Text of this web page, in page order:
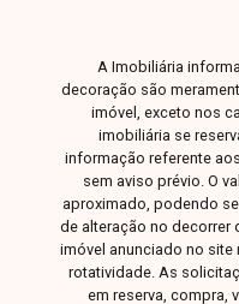
A Imobiliária
decoração são
imóvel, exceto nos
imobiliária se
informação referente
sem aviso prévio. O
aproximado, podendo
de alteração no decorrer
imóvel anunciado no
rotatividade. As
em reserva, compra,